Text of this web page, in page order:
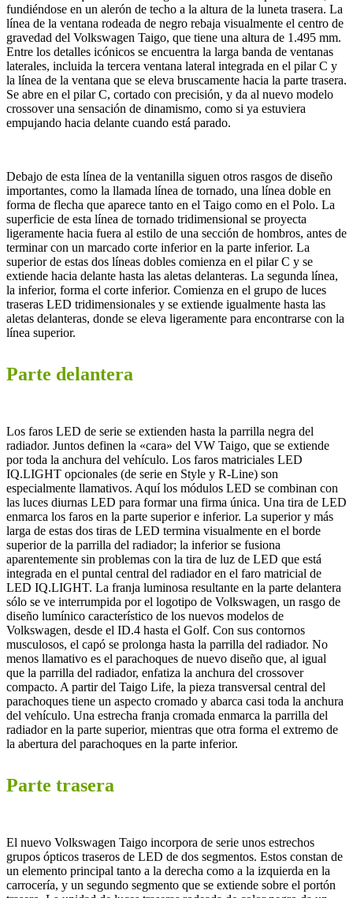
fundiéndose en un alerón de techo a la altura de la luneta trasera. La
línea de la ventana rodeada de negro rebaja visualmente el centro de
gravedad del Volkswagen Taigo, que tiene una altura de 1.495 mm.
Entre los detalles icónicos se encuentra la larga banda de ventanas
laterales, incluida la tercera ventana lateral integrada en el pilar C y
la línea de la ventana que se eleva bruscamente hacia la parte trasera.
Se abre en el pilar C, cortado con precisión, y da al nuevo modelo
crossover una sensación de dinamismo, como si ya estuviera
empujando hacia delante cuando está parado.
Debajo de esta línea de la ventanilla siguen otros rasgos de diseño
importantes, como la llamada línea de tornado, una línea doble en
forma de flecha que aparece tanto en el Taigo como en el Polo. La
superficie de esta línea de tornado tridimensional se proyecta
ligeramente hacia fuera al estilo de una sección de hombros, antes de
terminar con un marcado corte inferior en la parte inferior. La
superior de estas dos líneas dobles comienza en el pilar C y se
extiende hacia delante hasta las aletas delanteras. La segunda línea,
la inferior, forma el corte inferior. Comienza en el grupo de luces
traseras LED tridimensionales y se extiende igualmente hasta las
aletas delanteras, donde se eleva ligeramente para encontrarse con la
línea superior.
Parte delantera
Los faros LED de serie se extienden hasta la parrilla negra del
radiador. Juntos definen la «cara» del VW Taigo, que se extiende
por toda la anchura del vehículo. Los faros matriciales LED
IQ.LIGHT opcionales (de serie en Style y R-Line) son
especialmente llamativos. Aquí los módulos LED se combinan con
las luces diurnas LED para formar una firma única. Una tira de LED
enmarca los faros en la parte superior e inferior. La superior y más
larga de estas dos tiras de LED termina visualmente en el borde
superior de la parrilla del radiador; la inferior se fusiona
aparentemente sin problemas con la tira de luz de LED que está
integrada en el puntal central del radiador en el faro matricial de
LED IQ.LIGHT. La franja luminosa resultante en la parte delantera
sólo se ve interrumpida por el logotipo de Volkswagen, un rasgo de
diseño lumínico característico de los nuevos modelos de
Volkswagen, desde el ID.4 hasta el Golf. Con sus contornos
musculosos, el capó se prolonga hasta la parrilla del radiador. No
menos llamativo es el parachoques de nuevo diseño que, al igual
que la parrilla del radiador, enfatiza la anchura del crossover
compacto. A partir del Taigo Life, la pieza transversal central del
parachoques tiene un aspecto cromado y abarca casi toda la anchura
del vehículo. Una estrecha franja cromada enmarca la parrilla del
radiador en la parte superior, mientras que otra forma el extremo de
la abertura del parachoques en la parte inferior.
Parte trasera
El nuevo Volkswagen Taigo incorpora de serie unos estrechos
grupos ópticos traseros de LED de dos segmentos. Estos constan de
un elemento principal tanto a la derecha como a la izquierda en la
carrocería, y un segundo segmento que se extiende sobre el portón